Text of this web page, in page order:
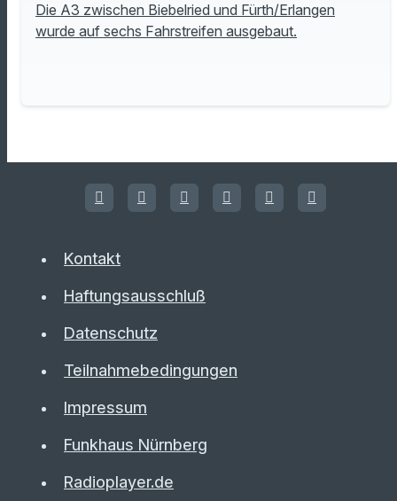
Die A3 zwischen Biebelried und Fürth/Erlangen
wurde auf sechs Fahrstreifen ausgebaut.
Kontakt
Haftungsausschluß
Datenschutz
Teilnahmebedingungen
Impressum
Funkhaus Nürnberg
Radioplayer.de